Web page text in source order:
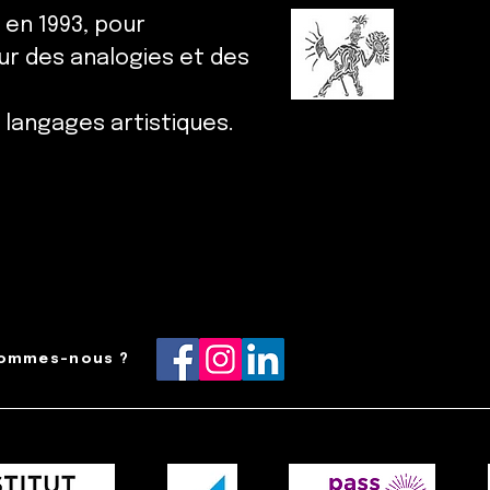
1993, pour
des analogies et des
artistiques.
nous ?